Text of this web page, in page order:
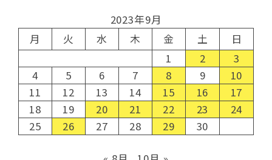
2023年9月
月
火 水 木 金 土
日
1
2
3
4
5 6 7 8 9
10
11
12 13 14 15 16
17
18
19 20 21 22 23
24
25
26 27 28 29 30